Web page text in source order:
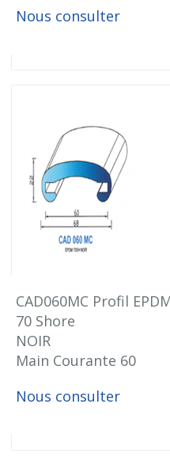
Nous consulter
CAD060MC Profil
70 Shore
NOIR
Main Courante 60
Nous consulter